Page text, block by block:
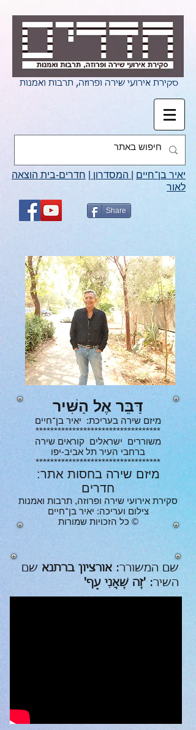
סקירת אירועי שירה ופרוזה, תרבות ואמנות
יאיר בן־חיים המסדרון
חדרים-בית הוצאה
לאור
Share
דַּבֵּר אֶל הַשִּׁיר
מיזם שירה בעריכת: יאיר בן־חיים
**********************************
משוררים ישראלים קוראים שירה
ברחבי העיר תל אביב-יפו
**********************************
מיזם שירה בחסות אתר:
חדרים
סקירת אירועי שירה ופרוזה, תרבות ואמנות
צילום ועריכה: יאיר בן־חיים
© כל הזכויות שמורות
שם המשורר: אורציון ברתנא שם
השיר: 'זֶה שֶׁאֲנִי עָף'